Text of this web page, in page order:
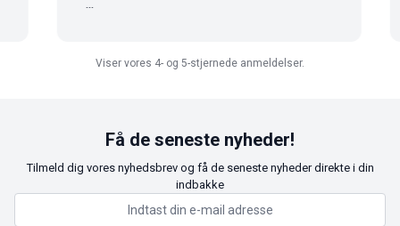
Viser vores 4- og 5-stjernede anmeldelser.
Få de seneste nyheder!
Tilmeld dig vores nyhedsbrev og få de seneste nyheder direkte i din
indbakke